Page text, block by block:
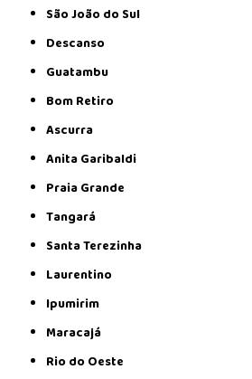
São João do Sul
Descanso
Guatambu
Bom Retiro
Ascurra
Anita Garibaldi
Praia Grande
Tangará
Santa Terezinha
Laurentino
Ipumirim
Maracajá
Rio do Oeste